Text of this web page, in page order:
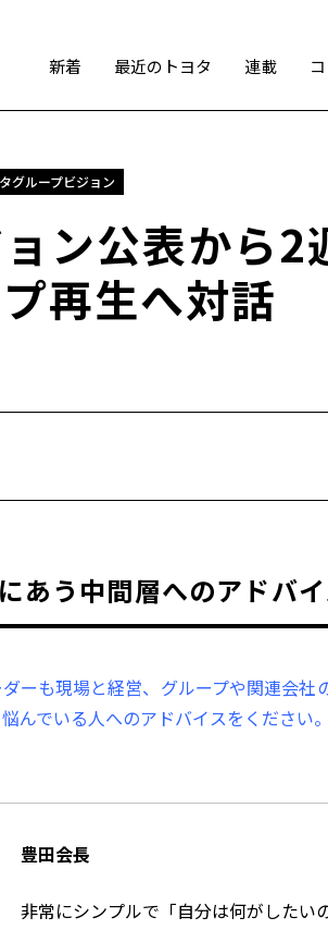
新着 最近のトヨタ 連載
ーツ
TOYOTA GAZOO Racing
グループビジョン
ョン公表から
再生へ対話
あう中間層へのアドバ
ダーも現場と経営、グループや関連会
んでいる人へのアドバイスをください。
豊田会長
非常にシンプルで「自分は何がしたい